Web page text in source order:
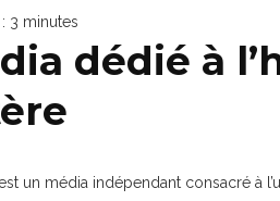
3 minutes
dédié à
un média indépendant consacré à